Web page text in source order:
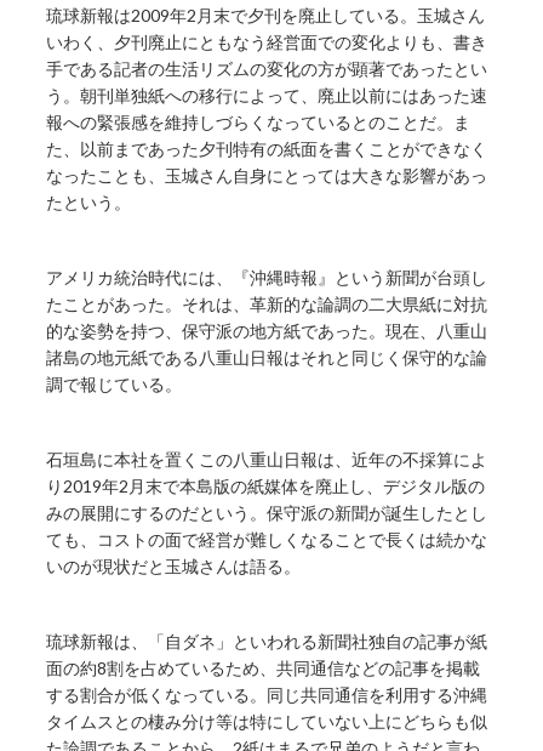
琉球新報は2009年2月末で夕刊を廃止している。玉城さん
いわく、夕刊廃止にともなう経営面での変化よりも、書き
手である記者の生活リズムの変化の方が顕著であったとい
う。朝刊単独紙への移行によって、廃止以前にはあった速
報への緊張感を維持しづらくなっているとのことだ。ま
た、以前まであった夕刊特有の紙面を書くことができなく
なったことも、玉城さん自身にとっては大きな影響があっ
たという。
アメリカ統治時代には、『沖縄時報』という新聞が台頭し
たことがあった。それは、革新的な論調の二大県紙に対抗
的な姿勢を持つ、保守派の地方紙であった。現在、八重山
諸島の地元紙である八重山日報はそれと同じく保守的な論
調で報じている。
石垣島に本社を置くこの八重山日報は、近年の不採算によ
り2019年2月末で本島版の紙媒体を廃止し、デジタル版の
みの展開にするのだという。保守派の新聞が誕生したとし
ても、コストの面で経営が難しくなることで長くは続かな
いのが現状だと玉城さんは語る。
琉球新報は、「自ダネ」といわれる新聞社独自の記事が紙
面の約8割を占めているため、共同通信などの記事を掲載
する割合が低くなっている。同じ共同通信を利用する沖縄
タイムスとの棲み分け等は特にしていない上にどちらも似